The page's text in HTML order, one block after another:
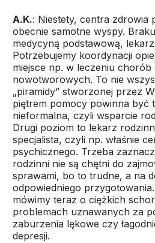
A.K.: Niestety, centra zdrowia
obecnie samotne wyspy.
medycyną podstawową,
Potrzebujemy koordynacji
miejsce np. w leczeniu
nowotworowych. To nie
„piramidy” stworzonej przez
piętrem pomocy powinna być
nieformalna, czyli wsparcie
Drugi poziom to lekarz
specjalista, czyli np. właśnie
psychicznego. Trzeba
rodzinni nie są chętni do
sprawami, bo to trudne, a na
odpowiedniego
mówimy teraz o ciężkich
problemach uznawanych za
zaburzenia lękowe czy
depresji.